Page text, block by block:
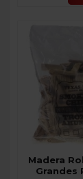
Madera
Grandes